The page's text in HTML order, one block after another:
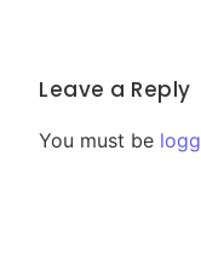
Leave a Reply
You must be